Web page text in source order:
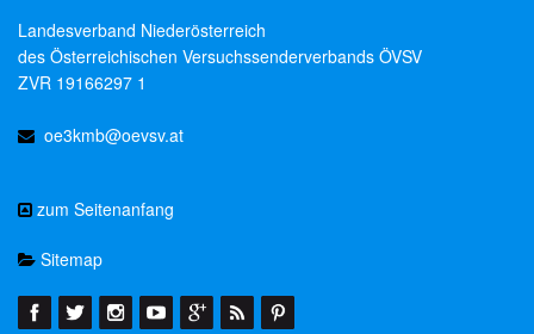
Landesverband Niederösterreich
des Österreichischen Versuchssenderverbands ÖVSV
ZVR 19166297 1
oe3kmb@oevsv.at
zum Seitenanfang
Sitemap